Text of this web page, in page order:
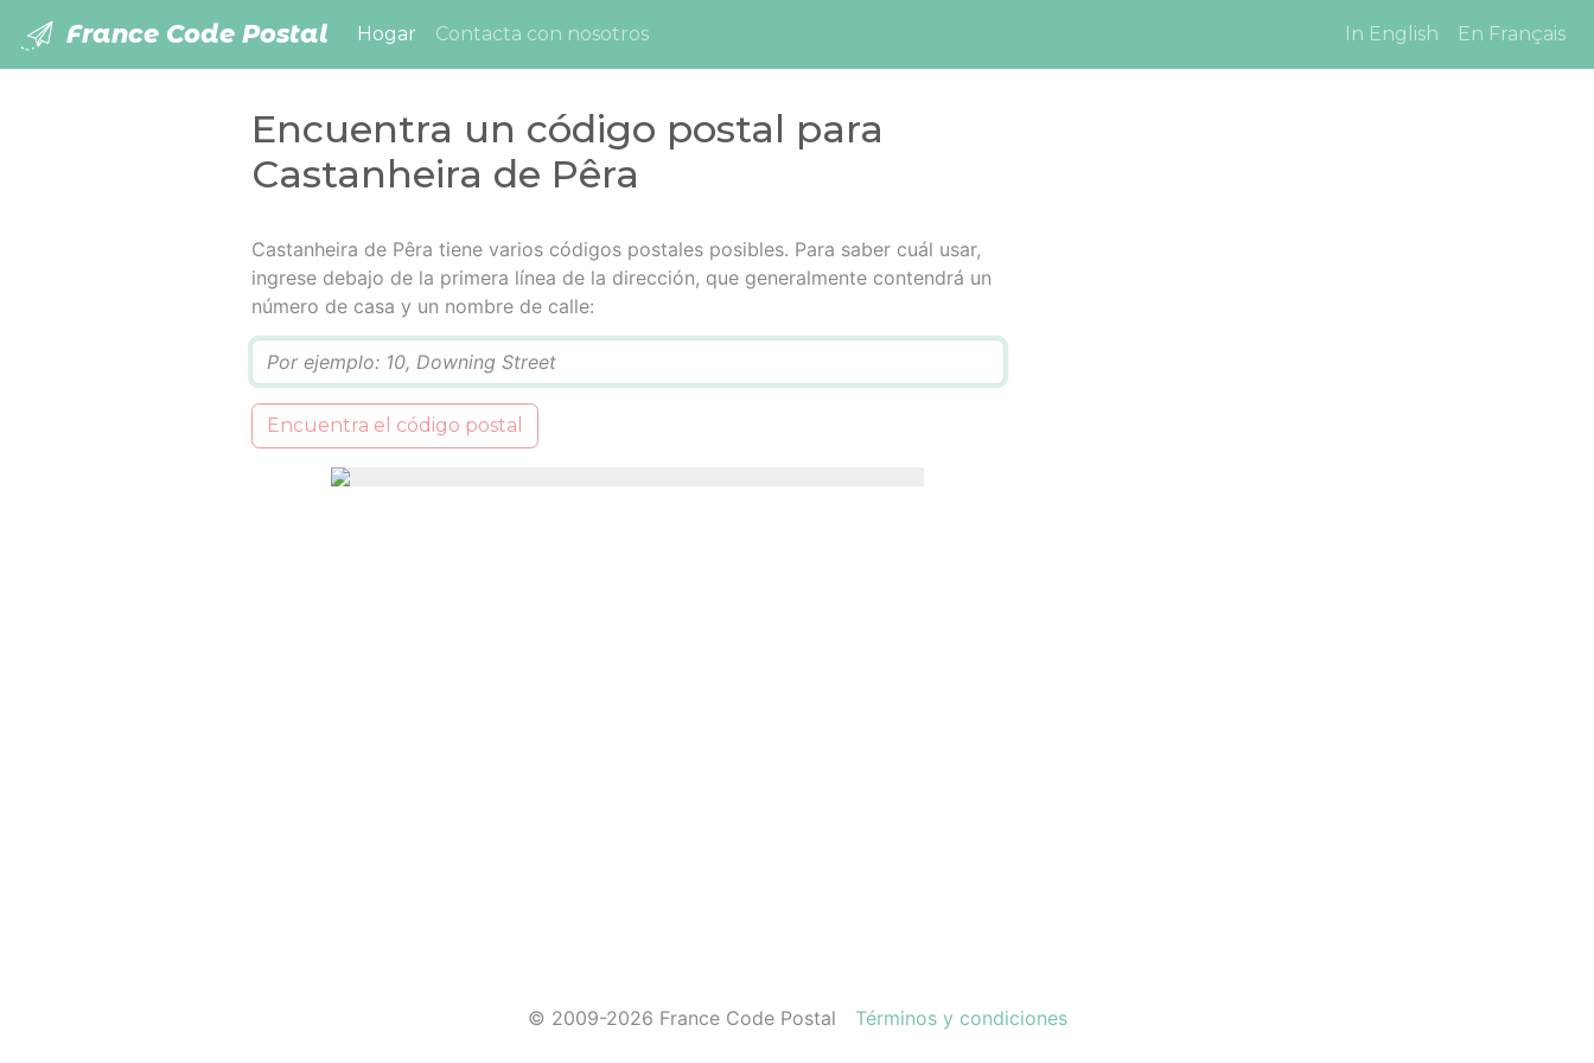
France Code Postal Hogar (current)
Contacta con nosotros In English En Français
Encuentra un código postal para
Castanheira de Pêra
Castanheira de Pêra tiene varios códigos postales posibles. Para saber cuál usar,
ingrese debajo de la primera línea de la dirección, que generalmente contendrá un
número de casa y un nombre de calle:
Encuentra el código postal
© 2009-2026 France Code Postal Términos y condiciones